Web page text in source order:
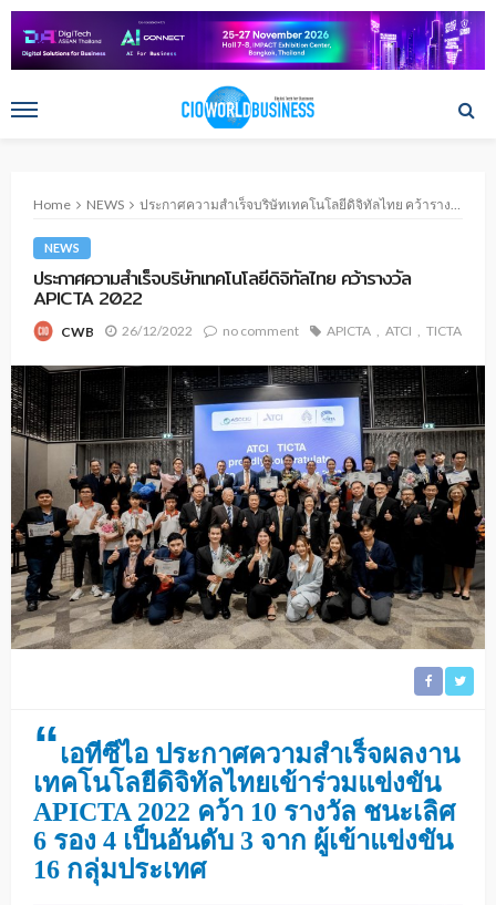
Home NEWS ประกาศความสำเร็จบริษัทเทคโนโลยีดิจิทัลไทย คว้ารางวัล APICTA 2022
NEWS
ประกาศความสำเร็จบริษัทเทคโนโลยีดิจิทัลไทย คว้ารางวัล
APICTA 2022
CWB 26/12/2022 no comment APICTA ATCI TICTA
“เอทีซีไอ ประกาศความสำเร็จผลงาน
เทคโนโลยีดิจิทัลไทยเข้าร่วมแข่งขัน
APICTA 2022 คว้า 10 รางวัล ชนะเลิศ
6 รอง 4 เป็นอันดับ 3 จาก ผู้เข้าแข่งขัน
16 กลุ่มประเทศ